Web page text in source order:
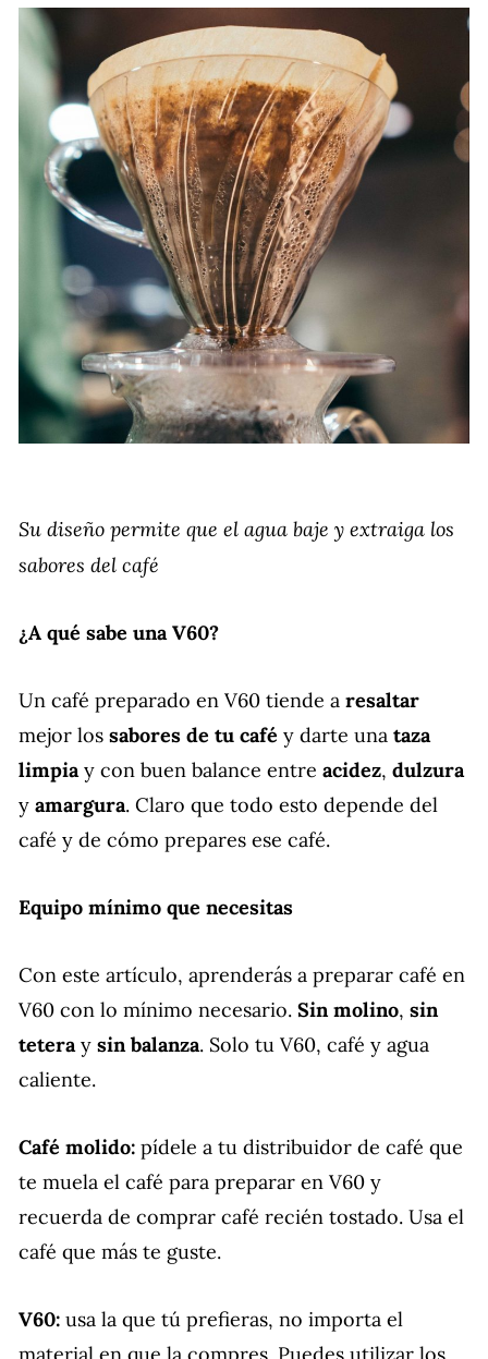
Su diseño permite que el agua baje y extraiga los
sabores del café
¿A qué sabe una V60?
Un café preparado en V60 tiende a resaltar
mejor los sabores de tu café y darte una taza
limpiay con buen balance entre acidez, dulzura
y amargura. Claro que todo esto depende del
café y de cómo prepares ese café.
Equipo mínimo que necesitas
Con este artículo, aprenderás a preparar café en
V60 con lo mínimo necesario. Sin molino, sin
teteray sin balanza. Solo tu V60, café y agua
caliente.
Café molido: pídele a tu distribuidor de café que
te muela el café para preparar en V60 y
recuerda de comprar café recién tostado. Usa el
café que más te guste.
V60: usa la que tú prefieras, no importa el